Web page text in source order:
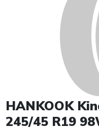
HANKOOK
245/45 R19